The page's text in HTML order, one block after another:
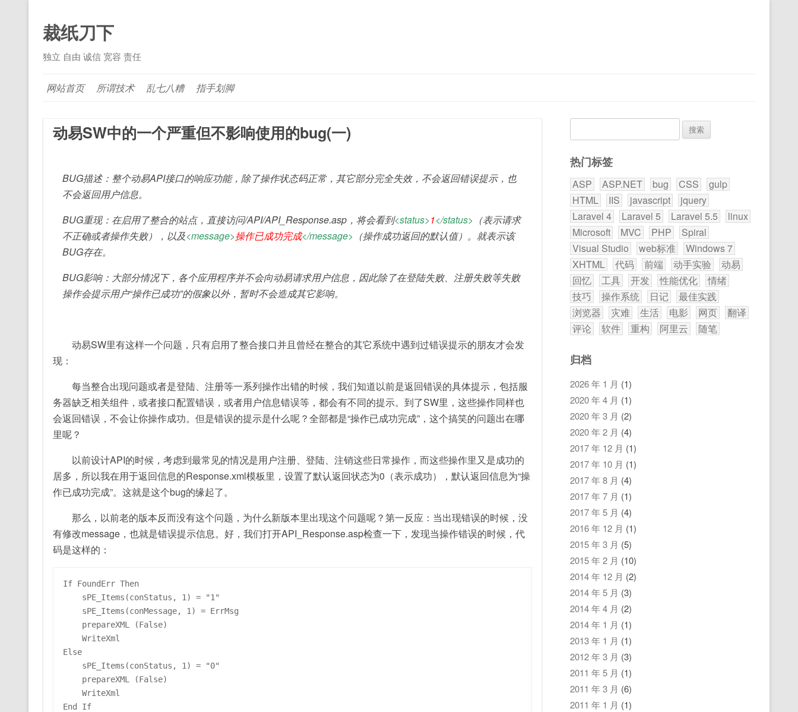
裁纸刀下
独立 自由 诚信 宽容 责任
网站首页 所谓技术 乱七八糟 指手划脚
动易SW中的一个严重但不影响使用的bug(一)
BUG描述：整个动易API接口的响应功能，除了操作状态码正常，其它部分完全失效，不会返回错误提示，也
不会返回用户信息。
BUG重现：在启用了整合的站点，直接访问/API/API_Response.asp，将会看到<status>1</status> （表示请求
不正确或者操作失败），以及<message>操作已成功完成</message> （操作成功返回的默认值）。就表示该
BUG存在。
BUG影响：大部分情况下，各个应用程序并不会向动易请求用户信息，因此除了在登陆失败、注册失败等失败
操作会提示用户“操作已成功”的假象以外，暂时不会造成其它影响。
动易SW里有这样一个问题，只有启用了整合接口并且曾经在整合的其它系统中遇到过错误提示的朋友才会发
现：
每当整合出现问题或者是登陆、注册等一系列操作出错的时候，我们知道以前是返回错误的具体提示，包括服
务器缺乏相关组件，或者接口配置错误，或者用户信息错误等，都会有不同的提示。到了SW里，这些操作同样也
会返回错误，不会让你操作成功。但是错误的提示是什么呢？全部都是“操作已成功完成”，这个搞笑的问题出在哪
里呢？
以前设计API的时候，考虑到最常见的情况是用户注册、登陆、注销这些日常操作，而这些操作里又是成功的
居多，所以我在用于返回信息的Response.xml模板里，设置了默认返回状态为0（表示成功），默认返回信息为“操
作已成功完成”。这就是这个bug的缘起了。
那么，以前老的版本反而没有这个问题，为什么新版本里出现这个问题呢？第一反应：当出现错误的时候，没
有修改message，也就是错误提示信息。好，我们打开API_Response.asp检查一下，发现当操作错误的时候，代
码是这样的：
If FoundErr Then
    sPE_Items(conStatus, 1) = "1"
    sPE_Items(conMessage, 1) = ErrMsg
    prepareXML (False)
    WriteXml
Else
    sPE_Items(conStatus, 1) = "0"
    prepareXML (False)
    WriteXml
End If
索：
热门标签
ASP ASP.NET bug CSS
gulp
HTML
IIS javascript
jquery
Laravel 4
Laravel 5 Laravel 5.5
linux
Microsoft
MVC PHP
Spiral
Visual Studio
web标准
Windows 7
XHTML
代码 前端 动手实验
动易
回忆
工具 开发 性能优化
情绪
技巧
操作系统 日记
最佳实践
浏览器
灾难 生活 电影 网页
翻译
评论
软件 重构 阿里云 随笔
归档
2026 年 1 月 (1)
2020 年 4 月 (1)
2020 年 3 月 (2)
2020 年 2 月 (4)
2017 年 12 月 (1)
2017 年 10 月 (1)
2017 年 8 月 (4)
2017 年 7 月 (1)
2017 年 5 月 (4)
2016 年 12 月 (1)
2015 年 3 月 (5)
2015 年 2 月 (10)
2014 年 12 月 (2)
2014 年 5 月 (3)
2014 年 4 月 (2)
2014 年 1 月 (1)
2013 年 1 月 (1)
2012 年 3 月 (3)
2011 年 5 月 (1)
2011 年 3 月 (6)
2011 年 1 月 (1)